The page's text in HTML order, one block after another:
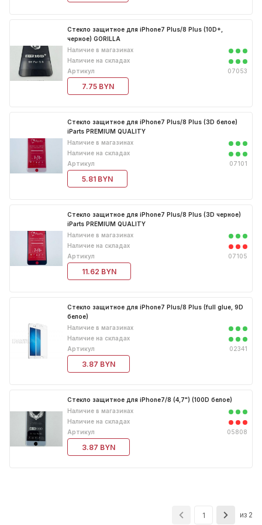
Стекло защитное для iPhone7 Plus/8 Plus (10D+,
черное) GORILLA
Наличие в магазинах
Наличие на складах
Артикул
07053
7.75 BYN
Стекло защитное для iPhone7 Plus/8 Plus (3D белое)
iParts PREMIUM QUALITY
Наличие в магазинах
Наличие на складах
Артикул
07101
5.81 BYN
Стекло защитное для iPhone7 Plus/8 Plus (3D черное)
iParts PREMIUM QUALITY
Наличие в магазинах
Наличие на складах
Артикул
07105
11.62 BYN
Стекло защитное для iPhone7 Plus/8 Plus (full glue, 9D
белое)
Наличие в магазинах
Наличие на складах
Артикул
02341
3.87 BYN
Стекло защитное для iPhone7/8 (4,7") (100D белое)
Наличие в магазинах
Наличие на складах
Артикул
05808
3.87 BYN
1 из 2